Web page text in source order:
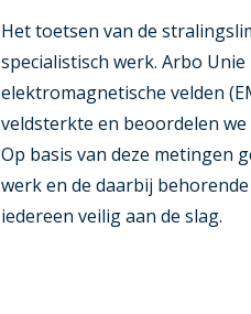
Het toetsen van de
specialistisch werk. Arbo
elektromagnetische velden
veldsterkte en beoordelen
Op basis van deze metingen
werk en de daarbij
iedereen veilig aan de slag.